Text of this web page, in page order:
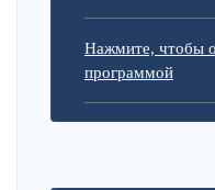
Нажмите, чтобы
программой